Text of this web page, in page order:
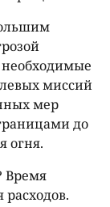
необходимые
миссий
мер
до
огня.
Время